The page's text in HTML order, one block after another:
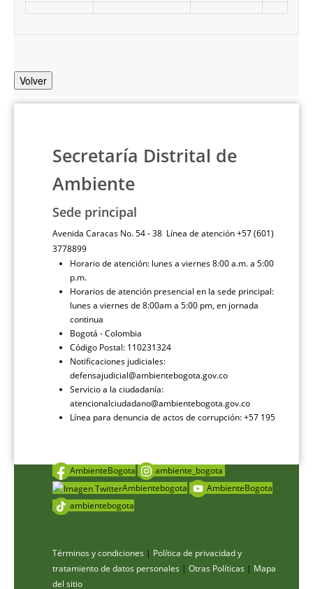
Volver
Secretaría Distrital de
Ambiente
Sede principal
Avenida Caracas No. 54 - 38 Línea de atención +57 (601)
3778899
Horario de atención: lunes a viernes 8:00 a.m. a 5:00
p.m.
Horarios de atención presencial en la sede principal:
lunes a viernes de 8:00am a 5:00 pm, en jornada
continua
Bogotá - Colombia
Código Postal: 110231324
Notificaciones judiciales:
defensajudicial@ambientebogota.gov.co
Servicio a la ciudadanía:
atencionalciudadano@ambientebogota.gov.co
Línea para denuncia de actos de corrupción: +57 195
AmbienteBogota
ambiente_bogota
Ambientebogota
AmbienteBogota
ambientebogota
Términos y condiciones | Política de privacidad y
tratamiento de datos personales | Otras Políticas | Mapa
del sitio